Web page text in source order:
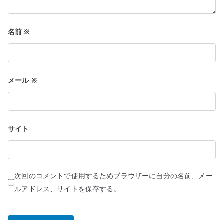
名前※
メール ※
サイト
次回のコメントで使用するためブラウザーに自分の名前、メー
ルアドレス、サイトを保存する。